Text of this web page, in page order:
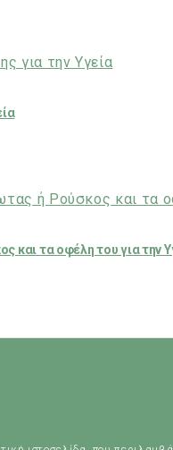
και τα οφέλη του για την